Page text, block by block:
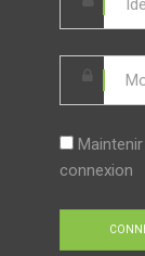
connexion